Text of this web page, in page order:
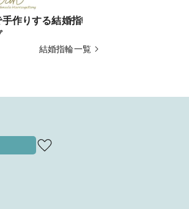
作りする結婚指輪 シンプル
結婚指輪一覧